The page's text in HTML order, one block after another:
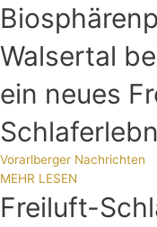
Walsertal
ein neues
Vorarlberger Nachrichten
MEHR LESEN
Freiluft-